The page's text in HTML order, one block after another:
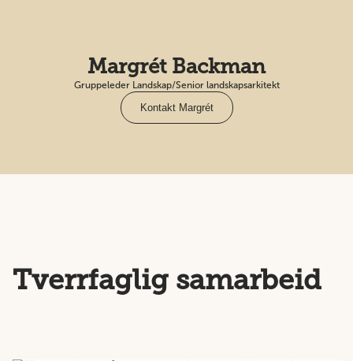
Margrét Backman
Gruppeleder Landskap/Senior landskapsarkitekt
Kontakt Margrét
Tverrfaglig samarbeid